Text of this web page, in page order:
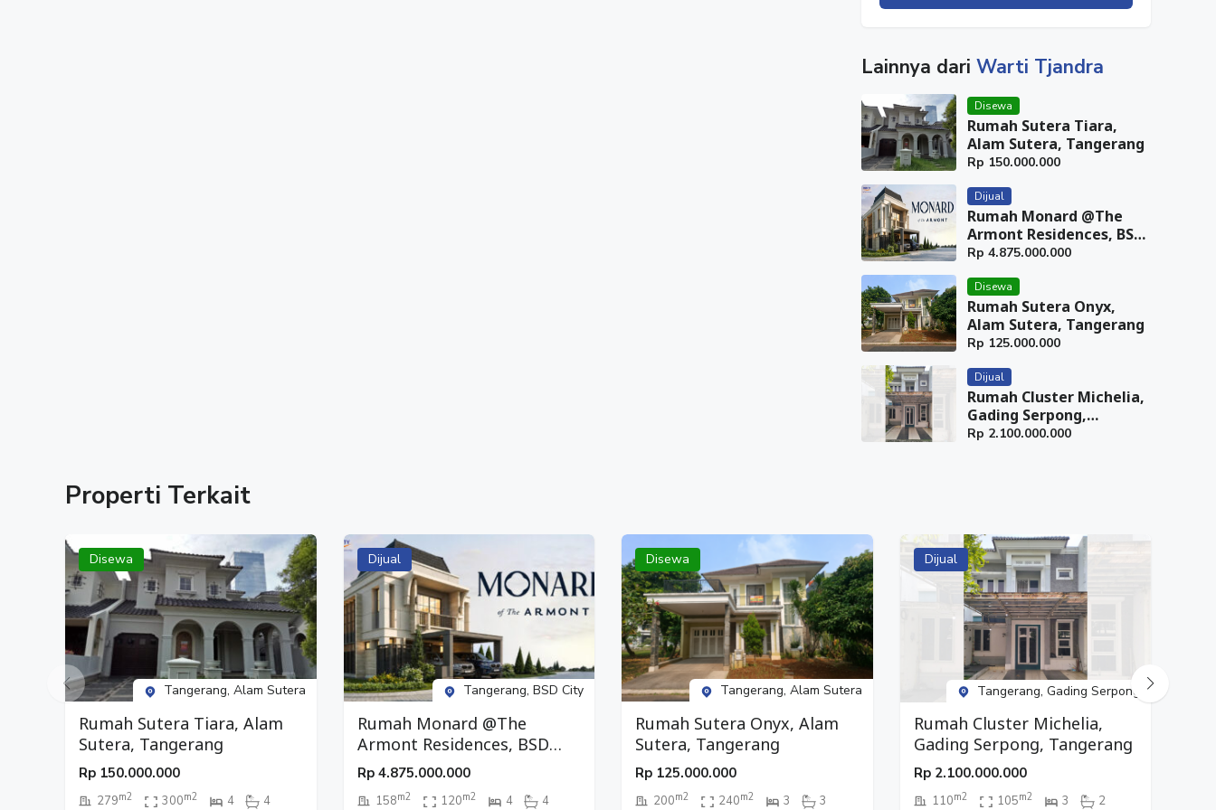
#tangerang
#rumahmewah
#rumahsupermewah
#rumahdijual
#jualbelirumah
#jualrumah
#rumah
#rumahalamsutera
#rumahstrategis
#rumahbaru
#belirumah
Lainnya dari Warti Tjandra
Disewa
Rumah Sutera Tiara,
Alam Sutera, Tangerang
Rp 150.000.000
Dijual
Rumah Monard @The
Armont Residences, BSD
City, Tangerang
Rp 4.875.000.000
Disewa
Rumah Sutera Onyx,
Alam Sutera, Tangerang
Rp 125.000.000
Dijual
Rumah Cluster Michelia,
Gading Serpong,
Tangerang
Rp 2.100.000.000
Properti Terkait
Disewa
Tangerang, Alam Sutera
Rumah Sutera Tiara, Alam
Sutera, Tangerang
Rp 150.000.000
279m2 300m2 4 4
Dijual
Tangerang, BSD City
Rumah Monard @The
Armont Residences, BSD
City, Tangerang
Rp 4.875.000.000
158m2 120m2 4 4
Disewa
Tangerang, Alam Sutera
Rumah Sutera Onyx, Alam
Sutera, Tangerang
Rp 125.000.000
200m2 240m2 3 3
Dijual
Tangerang, Gading Serpong
Rumah Cluster Michelia,
Gading Serpong, Tangerang
Rp 2.100.000.000
110m2 105m2 3 2